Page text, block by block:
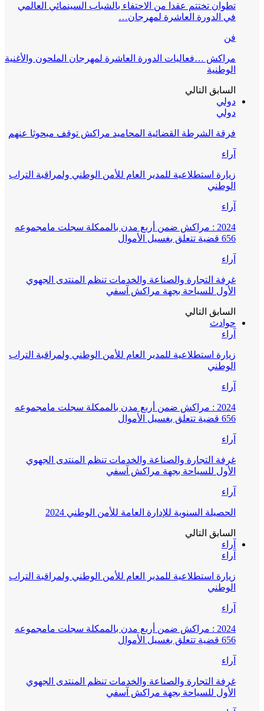
تطوان تختتم عقدا من الاحتفاء بالشباب السينمائي العالمي
في الدورة العاشرة لمهرجان…
فن
مراكش …فعاليات الدورة العاشرة لمهرجان الملحون والأغنية
الوطنية
السابق التالي
دولي
دولي
فرقة الشرطة القضائية المحاميد مراكش توقف مبحوثا عنهم
آراء
زيارة استطلاعية للمدير العام للأمن الوطني ولمراقبة التراب
الوطني
آراء
2024 : مراكش ضمن أربع مدن بالممكلة سجلت مامجموعه
656 قضية تتعلق بغسيل الأموال
آراء
غرفة التجارة والصناعة والخدمات تنظم المنتدى الجهوي
الأول للسياحة بجهة مراكش آسفي
السابق التالي
حوادث
آراء
زيارة استطلاعية للمدير العام للأمن الوطني ولمراقبة التراب
الوطني
آراء
2024 : مراكش ضمن أربع مدن بالممكلة سجلت مامجموعه
656 قضية تتعلق بغسيل الأموال
آراء
غرفة التجارة والصناعة والخدمات تنظم المنتدى الجهوي
الأول للسياحة بجهة مراكش آسفي
آراء
الحصيلة السنوية للإدارة العامة للأمن الوطني 2024
السابق التالي
آراء
آراء
زيارة استطلاعية للمدير العام للأمن الوطني ولمراقبة التراب
الوطني
آراء
2024 : مراكش ضمن أربع مدن بالممكلة سجلت مامجموعه
656 قضية تتعلق بغسيل الأموال
آراء
غرفة التجارة والصناعة والخدمات تنظم المنتدى الجهوي
الأول للسياحة بجهة مراكش آسفي